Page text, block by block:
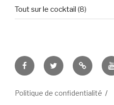
Tout sur le cocktail (8)
Tous
fans
Let’s
Tweet
Des
images
Politique de confidentialité